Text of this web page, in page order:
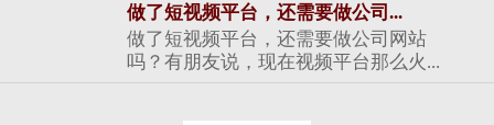
做了短视频平台，还需要做公司...
做了短视频平台，还需要做公司网站
吗？有朋友说，现在视频平台那么火...